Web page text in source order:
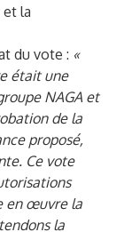
la
du vote : «
était une
NAGA et
de la
proposé,
Ce vote
en œuvre la
la